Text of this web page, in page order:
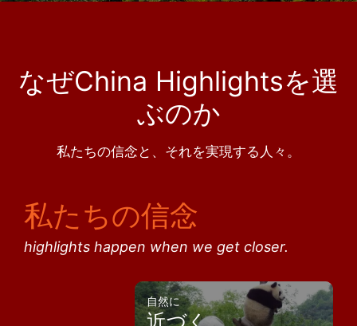
なぜChina Highlightsを選
ぶのか
私たちの信念と、それを実現する人々。
私たちの信念
highlights happen when we get closer.
自然に
近づく